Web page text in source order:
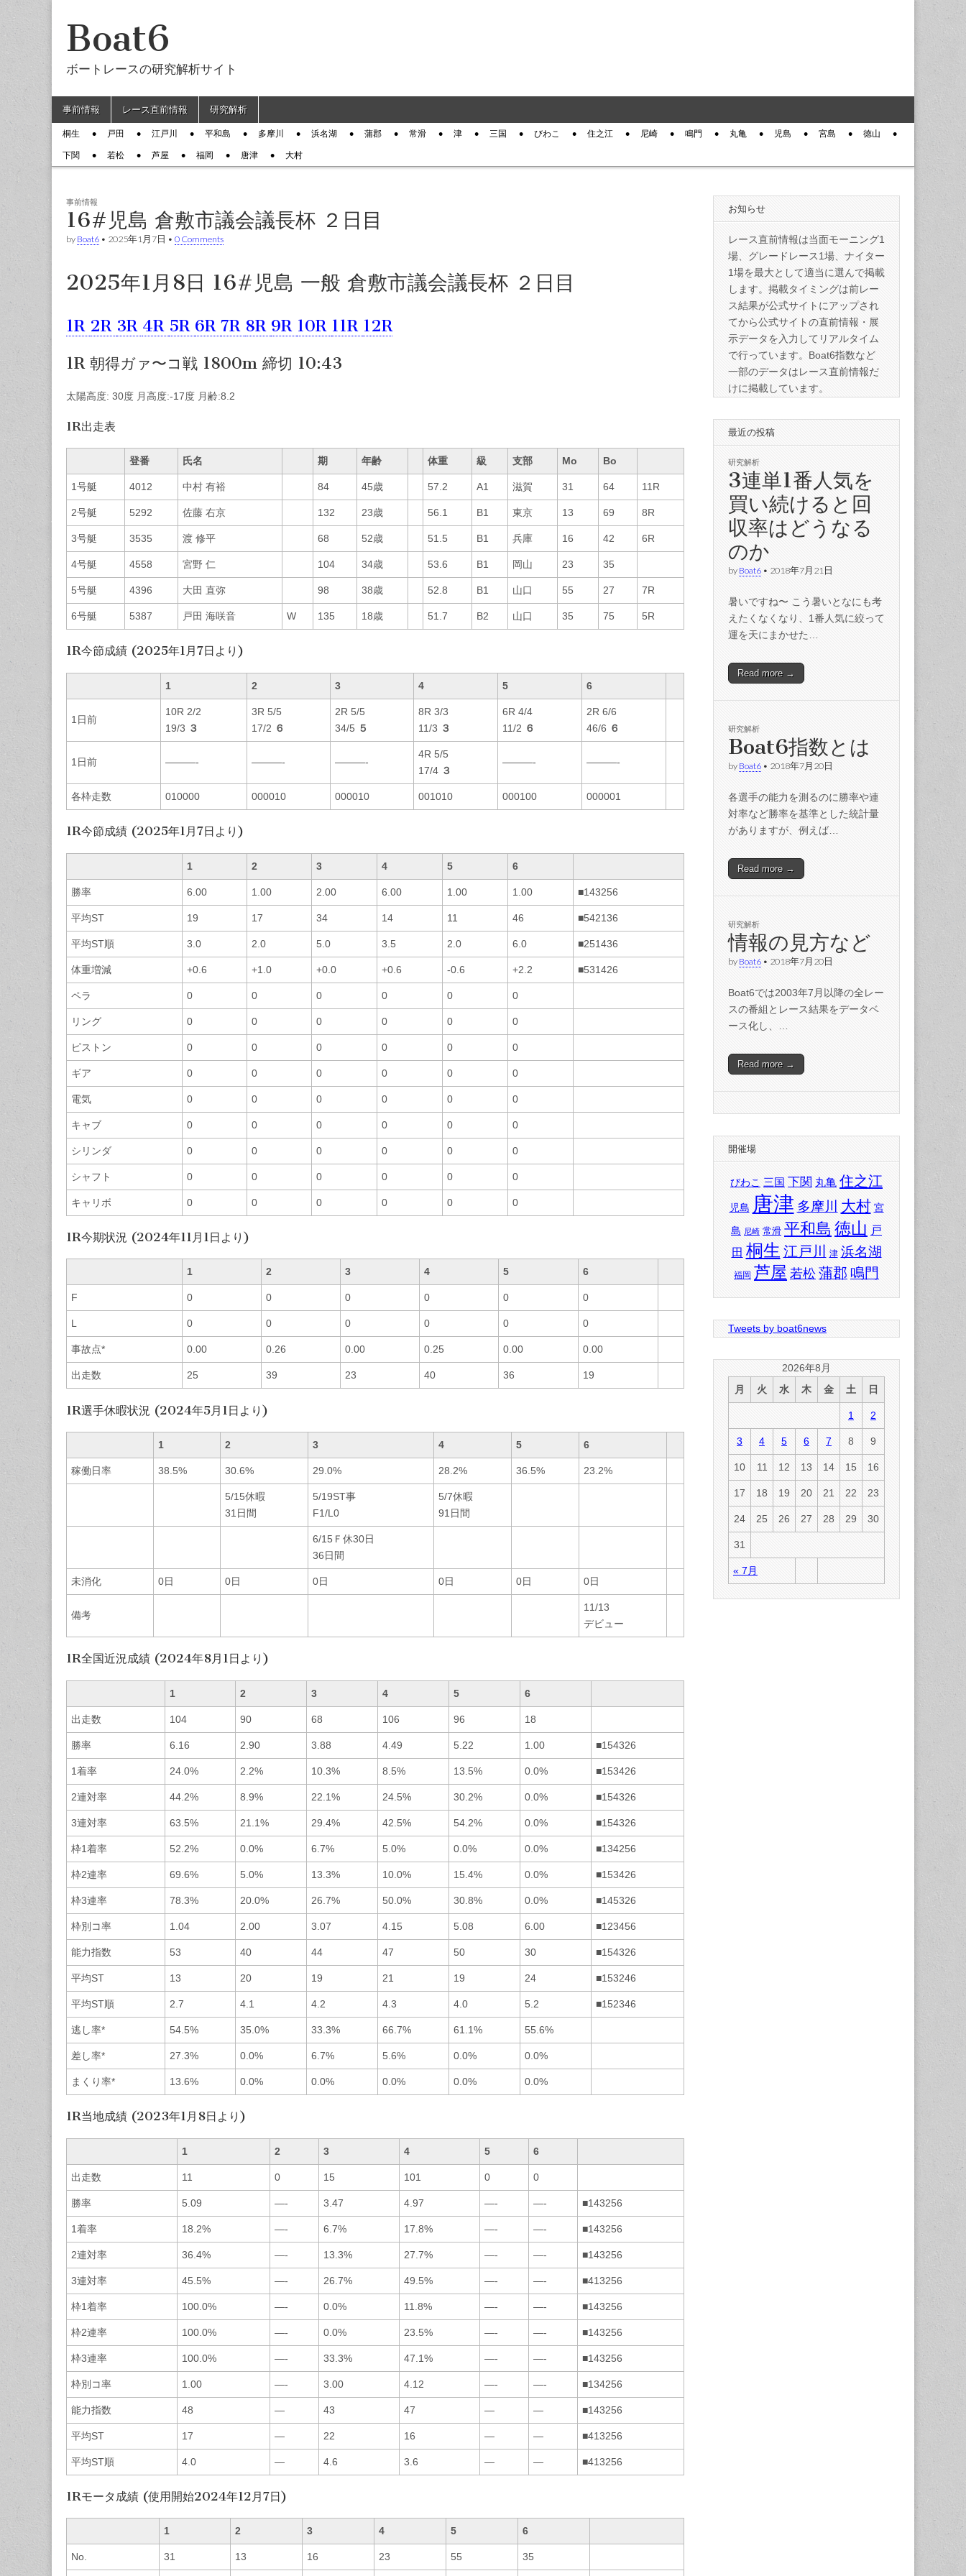
Boat6
ボートレースの研究解析サイト
Main menu
Skip to content
事前情報 レース直前情報 研究解析
Sub menu
桐生 戸田 江戸川 平和島 多摩川 浜名湖 蒲郡 常滑 津 三国 びわこ 住之江 尼崎 鳴門 丸亀 児島 宮島 徳山
下関 若松 芦屋 福岡 唐津 大村
事前情報
16#児島 倉敷市議会議長杯 ２日目
by Boat6 • 2025年1月7日 • 0 Comments
2025年1月8日 16#児島 一般 倉敷市議会議長杯 ２日目
1R 2R 3R 4R 5R 6R 7R 8R 9R 10R 11R 12R
1R 朝得ガァ〜コ戦 1800m 締切 10:43
太陽高度: 30度 月高度:-17度 月齢:8.2
1R出走表
登番 氏名 期 年齢 体重 級 支部 Mo Bo
1号艇 4012 中村 有裕 84 45歳 57.2 A1 滋賀 31 64 11R
2号艇 5292 佐藤 右京 132 23歳 56.1 B1 東京 13 69 8R
3号艇 3535 渡 修平 68 52歳 51.5 B1 兵庫 16 42 6R
4号艇 4558 宮野 仁 104 34歳 53.6 B1 岡山 23 35
5号艇 4396 大田 直弥 98 38歳 52.8 B1 山口 55 27 7R
6号艇 5387 戸田 海咲音 W 135 18歳 51.7 B2 山口 35 75 5R
1R今節成績 (2025年1月7日より)
1 2 3 4 5 6
1日前
10R 2/2
19/3 ３
3R 5/5
17/2 ６
2R 5/5
34/5 ５
8R 3/3
11/3 ３
6R 4/4
11/2 ６
2R 6/6
46/6 ６
1日前 ———- ———- ———-
4R 5/5
17/4 ３
———- ———-
各枠走数 010000 000010 000010 001010 000100 000001
1R今節成績 (2025年1月7日より)
1 2 3 4 5 6
勝率 6.00 1.00 2.00 6.00 1.00 1.00 ■143256
平均ST 19 17 34 14 11 46 ■542136
平均ST順 3.0 2.0 5.0 3.5 2.0 6.0 ■251436
体重増減 +0.6 +1.0 +0.0 +0.6 -0.6 +2.2 ■531426
ペラ 0 0 0 0 0 0
リング 0 0 0 0 0 0
ピストン 0 0 0 0 0 0
ギア 0 0 0 0 0 0
電気 0 0 0 0 0 0
キャブ 0 0 0 0 0 0
シリンダ 0 0 0 0 0 0
シャフト 0 0 0 0 0 0
キャリボ 0 0 0 0 0 0
1R今期状況 (2024年11月1日より)
1 2 3 4 5 6
F 0 0 0 0 0 0
L 0 0 0 0 0 0
事故点* 0.00 0.26 0.00 0.25 0.00 0.00
出走数 25 39 23 40 36 19
1R選手休暇状況 (2024年5月1日より)
1 2 3 4 5 6
稼働日率 38.5% 30.6% 29.0% 28.2% 36.5% 23.2%
5/15休暇
31日間
5/19ST事
F1/L0
5/7休暇
91日間
6/15Ｆ休30日
36日間
未消化 0日 0日 0日 0日 0日 0日
備考
11/13
デビュー
1R全国近況成績 (2024年8月1日より)
1 2 3 4 5 6
出走数 104 90 68 106 96 18
勝率 6.16 2.90 3.88 4.49 5.22 1.00 ■154326
1着率 24.0% 2.2% 10.3% 8.5% 13.5% 0.0% ■153426
2連対率 44.2% 8.9% 22.1% 24.5% 30.2% 0.0% ■154326
3連対率 63.5% 21.1% 29.4% 42.5% 54.2% 0.0% ■154326
枠1着率 52.2% 0.0% 6.7% 5.0% 0.0% 0.0% ■134256
枠2連率 69.6% 5.0% 13.3% 10.0% 15.4% 0.0% ■153426
枠3連率 78.3% 20.0% 26.7% 50.0% 30.8% 0.0% ■145326
枠別コ率 1.04 2.00 3.07 4.15 5.08 6.00 ■123456
能力指数 53 40 44 47 50 30 ■154326
平均ST 13 20 19 21 19 24 ■153246
平均ST順 2.7 4.1 4.2 4.3 4.0 5.2 ■152346
逃し率* 54.5% 35.0% 33.3% 66.7% 61.1% 55.6%
差し率* 27.3% 0.0% 6.7% 5.6% 0.0% 0.0%
まくり率* 13.6% 0.0% 0.0% 0.0% 0.0% 0.0%
1R当地成績 (2023年1月8日より)
1 2 3 4 5 6
出走数 11 0 15 101 0 0
勝率 5.09 —- 3.47 4.97 —- —- ■143256
1着率 18.2% —- 6.7% 17.8% —- —- ■143256
2連対率 36.4% —- 13.3% 27.7% —- —- ■143256
3連対率 45.5% —- 26.7% 49.5% —- —- ■413256
枠1着率 100.0% —- 0.0% 11.8% —- —- ■143256
枠2連率 100.0% —- 0.0% 23.5% —- —- ■143256
枠3連率 100.0% —- 33.3% 47.1% —- —- ■143256
枠別コ率 1.00 —- 3.00 4.12 —- —- ■134256
能力指数 48 — 43 47 — — ■143256
平均ST 17 — 22 16 — — ■413256
平均ST順 4.0 — 4.6 3.6 — — ■413256
1Rモータ成績 (使用開始2024年12月7日)
1 2 3 4 5 6
No. 31 13 16 23 55 35
お知らせ
レース直前情報は当面モーニング1
場、グレードレース1場、ナイター
1場を最大として適当に選んで掲載
します。掲載タイミングは前レー
ス結果が公式サイトにアップされ
てから公式サイトの直前情報・展
示データを入力してリアルタイム
で行っています。Boat6指数など
一部のデータはレース直前情報だ
けに掲載しています。
最近の投稿
研究解析
3連単1番人気を
買い続けると回
収率はどうなる
のか
by Boat6 • 2018年7月21日
暑いですね〜 こう暑いとなにも考
えたくなくなり、1番人気に絞って
運を天にまかせた…
Read more →
研究解析
Boat6指数とは
by Boat6 • 2018年7月20日
各選手の能力を測るのに勝率や連
対率など勝率を基準とした統計量
がありますが、例えば…
Read more →
研究解析
情報の見方など
by Boat6 • 2018年7月20日
Boat6では2003年7月以降の全レー
スの番組とレース結果をデータベ
ース化し、…
Read more →
開催場
びわこ 三国 下関 丸亀 住之江
児島 唐津 多摩川 大村 宮
島 尼崎 常滑 平和島 徳山 戸
田 桐生 江戸川 津 浜名湖
福岡 芦屋 若松 蒲郡 鳴門
Tweets by boat6news
2026年8月
月
火 水 木 金 土 日
« 7月
1 2
3 4 5 6 7 8 9
10 11 12 13 14 15 16
17 18 19 20 21 22 23
24 25 26 27 28 29 30
31